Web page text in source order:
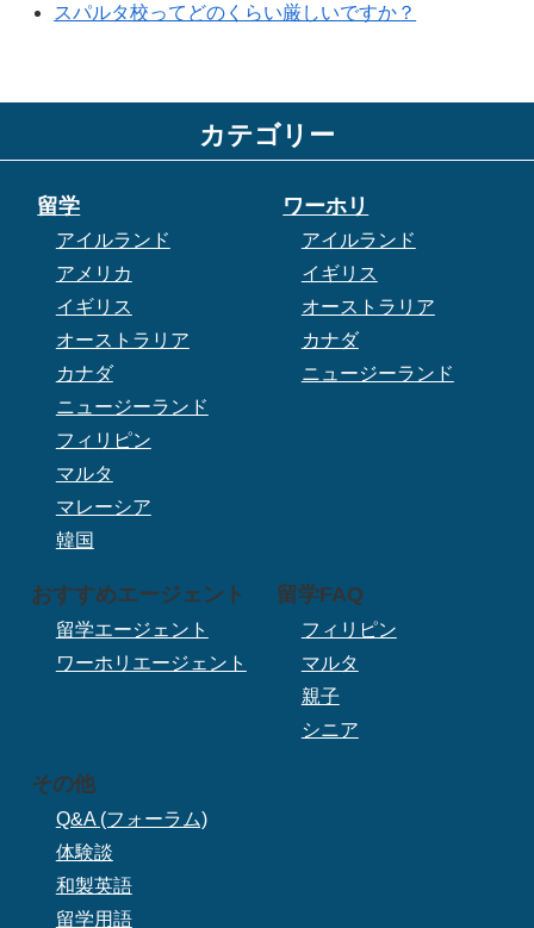
スパルタ校ってどのくらい厳しいですか？
カテゴリー
留学
アイルランド
アメリカ
イギリス
オーストラリア
カナダ
ニュージーランド
フィリピン
マルタ
マレーシア
韓国
ワーホリ
アイルランド
イギリス
オーストラリア
カナダ
ニュージーランド
おすすめエージェント
留学エージェント
ワーホリエージェント
留学FAQ
フィリピン
マルタ
親子
シニア
その他
Q&A (フォーラム)
体験談
和製英語
留学用語